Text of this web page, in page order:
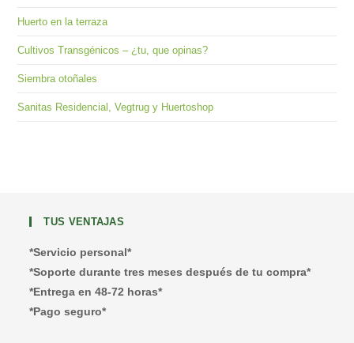
Huerto en la terraza
Cultivos Transgénicos – ¿tu, que opinas?
Siembra otoñales
Sanitas Residencial, Vegtrug y Huertoshop
TUS VENTAJAS
*Servicio personal*
*Soporte durante tres meses después de tu compra*
*Entrega en 48-72 horas*
*Pago seguro*